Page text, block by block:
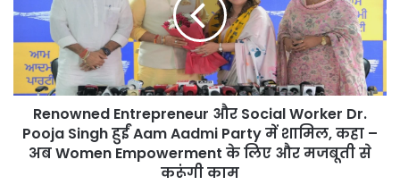
Worker
Pooja
Singh
हुईं
Aam
Aadmi
Party
Renowned Entrepreneur और Social Worker Dr.
Pooja Singh हुईं Aam Aadmi Party में शामिल, कहा –
अब Women Empowerment के लिए और मजबूती से
करूंगी काम